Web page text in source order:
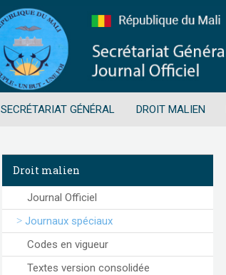
SECRÉTARIAT GÉNÉRAL DROIT MALIEN
Droit malien
Journal Officiel
Journaux spéciaux
Codes en vigueur
Textes version consolidée